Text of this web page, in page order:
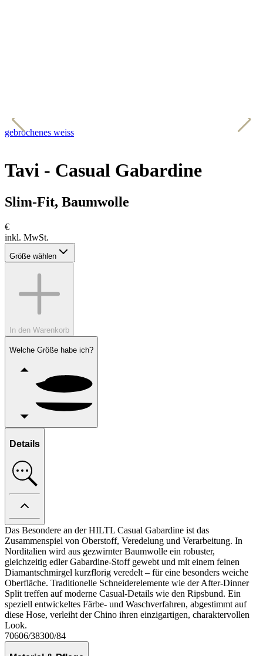
gebrochenes weiss
Tavi - Casual Gabardine
Slim-Fit, Baumwolle
€
inkl. MwSt.
Größe wählen
In den Warenkorb
Welche Größe habe ich?
Details
Das Besondere an der HILTL Casual Gabardine ist das
Zusammenspiel von Oberstoff, Veredelung und Verarbeitung. In
Norditalien wird aus gezwirnter Baumwolle ein robuster,
gleichzeitig edler Gabardine-Stoff gewebt und mit einem feinen
Diamantschmirgel kurzflorig veredelt – für eine besonders weiche
Oberfläche. Traditionelle Schneiderelemente wie der After-Dinner
Split treffen auf moderne Casual-Details wie den Ripsbund. Ein
speziell entwickeltes Färbe- und Waschverfahren, abgestimmt auf
diese Hose, verleiht der Chino ihren einzigartigen, charaktervollen
Look.
70606/38300/84